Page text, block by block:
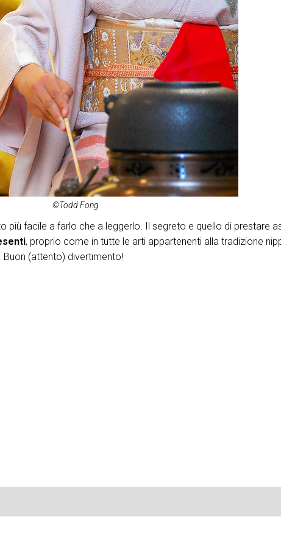
©Todd Fong
più facile a farlo che a leggerlo. Il segreto e quello di prestare
, proprio come in tutte le arti appartenenti alla tradizione
(attento) divertimento!